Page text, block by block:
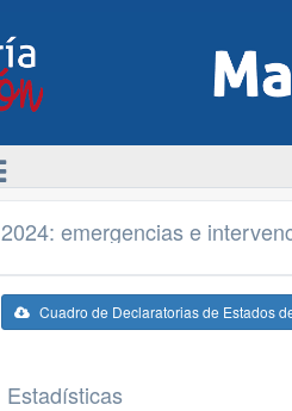
2024: emergencias e
Cuadro de Declaratorias de Estados
Estadísticas